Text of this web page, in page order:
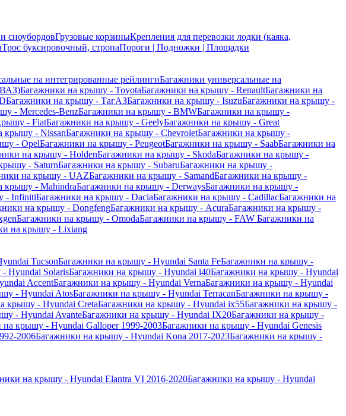
сноубордовГрузовые корзиныКрепления для перевозки лодки (каяка,
Трос буксировочный, стропаПороги | Подножки | Площадки
на интегрированные рейлингиБагажники универсальные на
Багажники на крышу - ToyotaБагажники на крышу - RenaultБагажники на
Багажники на крышу - ТагАЗБагажники на крышу - IsuzuБагажники на крышу -
- Mercedes-BenzБагажники на крышу - BMWБагажники на крышу -
- FiatБагажники на крышу - GeelyБагажники на крышу - Great
крышу - NissanБагажники на крышу - ChevroletБагажники на крышу -
- OpelБагажники на крышу - PeugeotБагажники на крышу - SaabБагажники на
на крышу - HoldenБагажники на крышу - SkodaБагажники на крышу -
- SaturnБагажники на крышу - SubaruБагажники на крышу -
на крышу - UAZБагажники на крышу - SamandБагажники на крышу -
крышу - MahindraБагажники на крышу - DerwaysБагажники на крышу -
- InfinitiБагажники на крышу - DaciaБагажники на крышу - CadillacБагажники на
на крышу - DongfengБагажники на крышу - AcuraБагажники на крышу -
Багажники на крышу - OmodaБагажники на крышу - FAW Багажники на
на крышу - Lixiang
TucsonБагажники на крышу - Hyundai Santa FeБагажники на крышу -
Hyundai SolarisБагажники на крышу - Hyundai i40Багажники на крышу - Hyundai
AccentБагажники на крышу - Hyundai VernaБагажники на крышу - Hyundai
- Hyundai AtosБагажники на крышу - Hyundai TerracanБагажники на крышу -
крышу - Hyundai CretaБагажники на крышу - Hyundai ix55Багажники на крышу -
- Hyundai AvanteБагажники на крышу - Hyundai IX20Багажники на крышу -
на крышу - Hyundai Galloper 1999-2003Багажники на крышу - Hyundai Genesis
2006Багажники на крышу - Hyundai Kona 2017-2023Багажники на крышу -
на крышу - Hyundai Elantra VI 2016-2020Багажники на крышу - Hyundai